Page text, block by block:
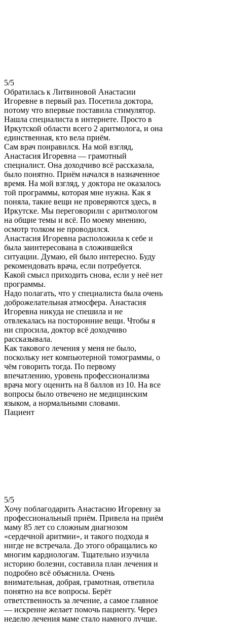
5/5
Обратилась к Литвиновой Анастасии
Игоревне в первый раз. Посетила доктора,
потому что впервые поставила стимулятор.
Нашла специалиста в интернете. Просто в
Иркутской области всего 2 аритмолога, и она
единственная, кто вела приём.
Сам врач понравился. На мой взгляд,
Анастасия Игоревна — грамотный
специалист. Она доходчиво всё рассказала,
было понятно. Приём начался в назначенное
время. На мой взгляд, у доктора не оказалось
той программы, которая мне нужна. Как я
поняла, такие вещи не проверяются здесь, в
Иркутске. Мы переговорили с аритмологом
на общие темы и всё. По моему мнению,
осмотр толком не проводился.
Анастасия Игоревна расположила к себе и
была заинтересована в сложившейся
ситуации. Думаю, ей было интересно. Буду
рекомендовать врача, если потребуется.
Какой смысл приходить снова, если у неё нет
программы.
Надо полагать, что у специалиста была очень
доброжелательная атмосфера. Анастасия
Игоревна никуда не спешила и не
отвлекалась на посторонние вещи. Чтобы я
ни спросила, доктор всё доходчиво
рассказывала.
Как такового лечения у меня не было,
поскольку нет компьютерной томограммы, о
чём говорить тогда. По первому
впечатлению, уровень профессионализма
врача могу оценить на 8 баллов из 10. На все
вопросы было отвечено не медицинским
языком, а нормальными словами.
Пациент
5/5
Хочу поблагодарить Анастасию Игоревну за
профессиональный приём. Привела на приём
маму 85 лет со сложным диагнозом
«сердечной аритмии», и такого подхода я
нигде не встречала. До этого обращались ко
многим кардиологам. Тщательно изучила
историю болезни, составила план лечения и
подробно всё объяснила. Очень
внимательная, добрая, грамотная, ответила
понятно на все вопросы. Берёт
ответственность за лечение, а самое главное
— искренне желает помочь пациенту. Через
неделю лечения маме стало намного лучше.